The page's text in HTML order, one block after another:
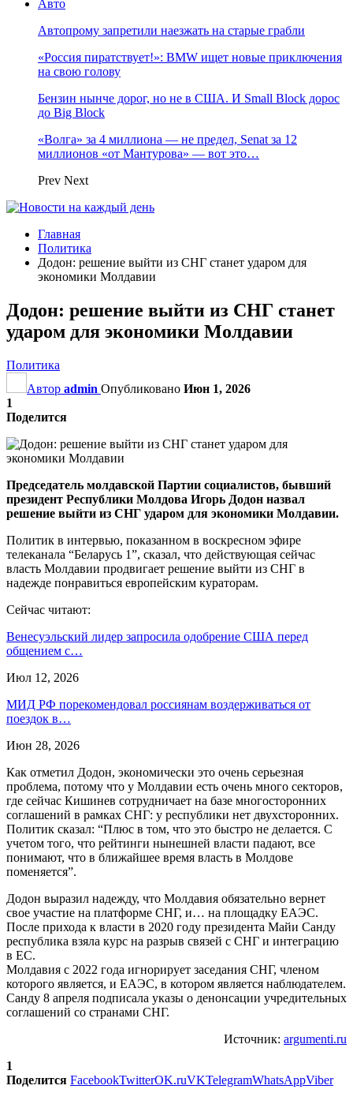
Авто
Автопрому запретили наезжать на старые грабли
«Россия пиратствует!»: BMW ищет новые приключения
на свою голову
Бензин нынче дорог, но не в США. И Small Block дорос
до Big Block
«Волга» за 4 миллиона — не предел, Senat за 12
миллионов «от Мантурова» — вот это…
Prev Next
Главная
Политика
Додон: решение выйти из СНГ станет ударом для
экономики Молдавии
Додон: решение выйти из СНГ станет
ударом для экономики Молдавии
Политика
Автор admin Опубликовано Июн 1, 2026
1
Поделится
Председатель молдавской Партии социалистов, бывший
президент Республики Молдова Игорь Додон назвал
решение выйти из СНГ ударом для экономики Молдавии.
Политик в интервью, показанном в воскресном эфире
телеканала “Беларусь 1”, сказал, что действующая сейчас
власть Молдавии продвигает решение выйти из СНГ в
надежде понравиться европейским кураторам.
Сейчас читают:
Венесуэльский лидер запросила одобрение США перед
общением с…
Июл 12, 2026
МИД РФ порекомендовал россиянам воздерживаться от
поездок в…
Июн 28, 2026
Как отметил Додон, экономически это очень серьезная
проблема, потому что у Молдавии есть очень много секторов,
где сейчас Кишинев сотрудничает на базе многосторонних
соглашений в рамках СНГ: у республики нет двухсторонних.
Политик сказал: “Плюс в том, что это быстро не делается. С
учетом того, что рейтинги нынешней власти падают, все
понимают, что в ближайшее время власть в Молдове
поменяется”.
Додон выразил надежду, что Молдавия обязательно вернет
свое участие на платформе СНГ, и… на площадку ЕАЭС.
После прихода к власти в 2020 году президента Майи Санду
республика взяла курс на разрыв связей с СНГ и интеграцию
в ЕС.️
Молдавия с 2022 года игнорирует заседания СНГ, членом
которого является, и ЕАЭС, в котором является наблюдателем.
Санду 8 апреля подписала указы о денонсации учредительных
соглашений со странами СНГ.
Источник: argumenti.ru
1
Поделится FacebookTwitterOK.ruVKTelegramWhatsAppViber